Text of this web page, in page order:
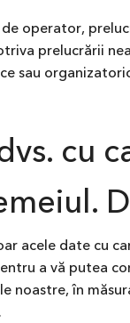
de operator,
prelucrării
sau
cu
acele date cu
a vă putea
noastre, în